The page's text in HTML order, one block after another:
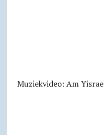
Muziekvideo: Am